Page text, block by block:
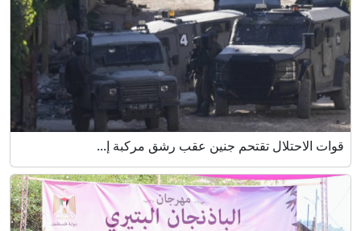
قوات الاحتلال تقتحم جنين عقب رشق مركبة إ...